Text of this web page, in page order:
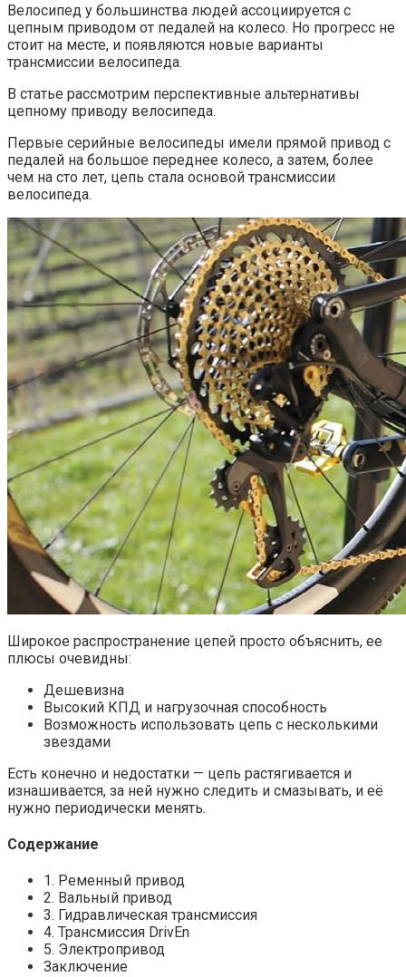
Велосипед у большинства людей ассоциируется с
цепным приводом от педалей на колесо. Но прогресс не
стоит на месте, и появляются новые варианты
трансмиссии велосипеда.
В статье рассмотрим перспективные альтернативы
цепному приводу велосипеда.
Первые серийные велосипеды имели прямой привод с
педалей на большое переднее колесо, а затем, более
чем на сто лет, цепь стала основой трансмиссии
велосипеда.
Широкое распространение цепей просто объяснить, ее
плюсы очевидны:
Дешевизна
Высокий КПД и нагрузочная способность
Возможность использовать цепь с несколькими
звездами
Есть конечно и недостатки — цепь растягивается и
изнашивается, за ней нужно следить и смазывать, и её
нужно периодически менять.
Содержание
1. Ременный привод
2. Вальный привод
3. Гидравлическая трансмиссия
4. Трансмиссия DrivEn
5. Электропривод
Заключение